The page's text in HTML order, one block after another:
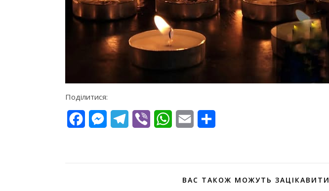
Поділитися:
FacebookMessengerTelegram
Viber WhatsApp
Email
ВАС ТАКОЖ МОЖУТЬ ЗАЦІКАВИТИ